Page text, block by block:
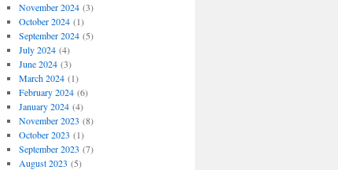
November 2024(3)
October 2024(1)
September 2024(5)
July 2024(4)
June 2024(3)
March 2024(1)
February 2024(6)
January 2024(4)
November 2023 (8)
October 2023 (1)
September 2023 (7)
August 2023 (5)